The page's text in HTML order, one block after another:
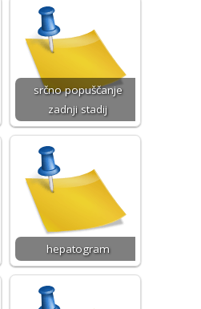
srčno popuščanje
zadnji stadij
hepatogram